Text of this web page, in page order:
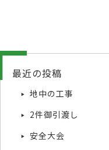
最近の投稿
地中の工事
2件御引渡し
安全大会